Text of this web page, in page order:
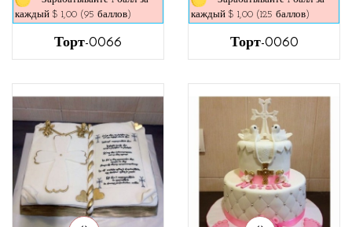
каждый $ 1,00 (95 баллов)
Торт-0066
каждый $ 1,00 (125 баллов)
Торт-0060